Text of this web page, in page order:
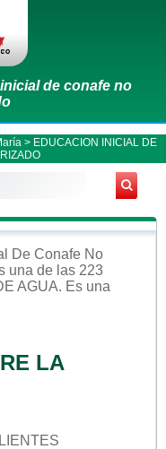
de conafe no
> EDUCACION INICIAL DE
De Conafe No
una de las 223
AGUA. Es una
LA